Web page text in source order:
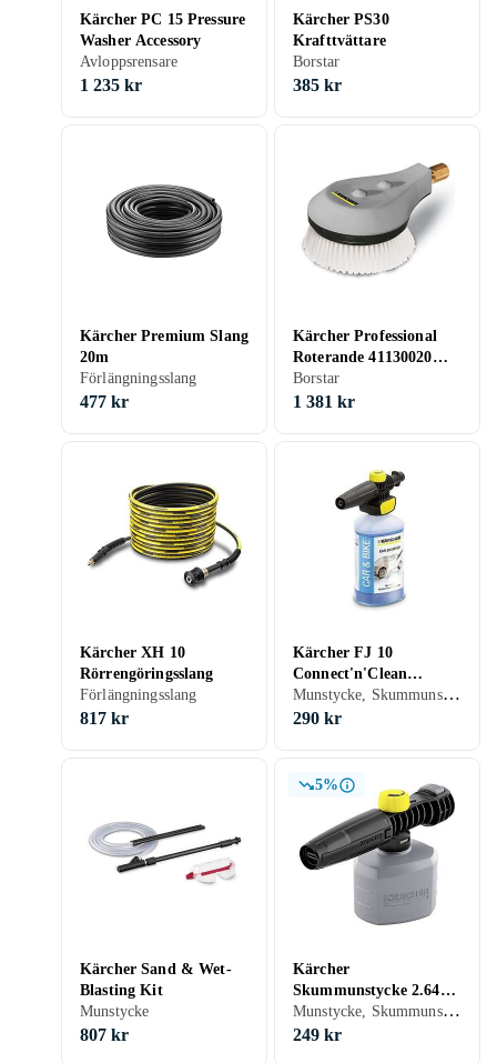
Kärcher PC 15 Pressure
Washer Accessory
Avloppsrensare
1 235 kr
Kärcher PS30
Krafttvättare
Borstar
385 kr
Kärcher Premium Slang
20m
Förlängningsslang
477 kr
Kärcher Professional
Roterande 41130020
Tvättborste
Borstar
1 381 kr
Kärcher XH 10
Rörrengöringsslang
Förlängningsslang
817 kr
Kärcher FJ 10
Connect'n'Clean
BilskumtvättrengörareMunstycke, Skummunstycke
290 kr
Kärcher Sand & Wet-
Blasting Kit
Munstycke
807 kr
5%
Kärcher
Skummunstycke 2.644-
135.0
Munstycke, Skummunstycke
249 kr